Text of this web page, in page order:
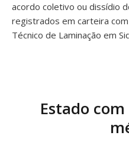
acordo coletivo ou dissídio
registrados em carteira
Técnico de Laminação em
Estado